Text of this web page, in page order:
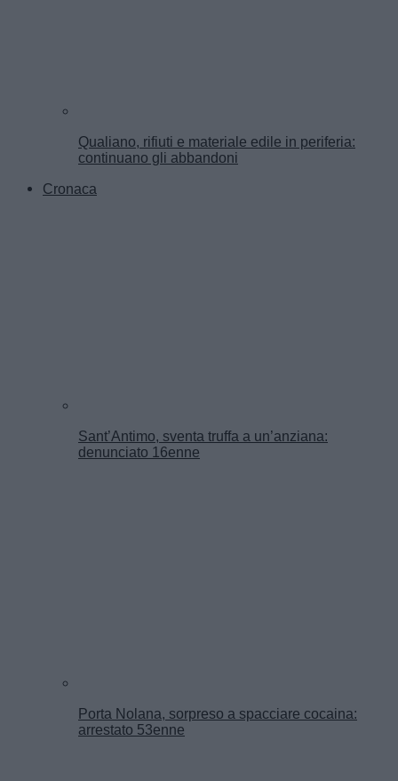
Qualiano, rifiuti e materiale edile in periferia:
continuano gli abbandoni
Cronaca
Sant’Antimo, sventa truffa a un’anziana:
denunciato 16enne
Porta Nolana, sorpreso a spacciare cocaina:
arrestato 53enne